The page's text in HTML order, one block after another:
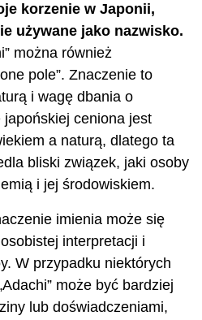
korzenie w Japonii,
używane jako nazwisko.
można również
pole”. Znaczenie to
i wagę dbania o
ceniona jest
a naturą, dlatego ta
bliski związek, jaki osoby
i jej środowiskiem.
imienia może się
interpretacji i
W przypadku niektórych
może być bardziej
lub doświadczeniami,